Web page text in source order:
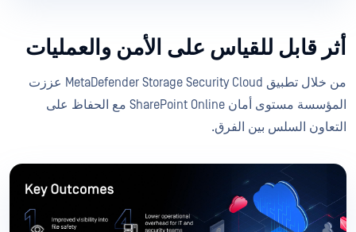
أثر قابل للقياس على الأمن والعمليات
من خلال تطبيق MetaDefender Storage Security Cloud عززت
المؤسسة مستوى أمان SharePoint Online مع الحفاظ على
التعاون السلس بين الفرق.